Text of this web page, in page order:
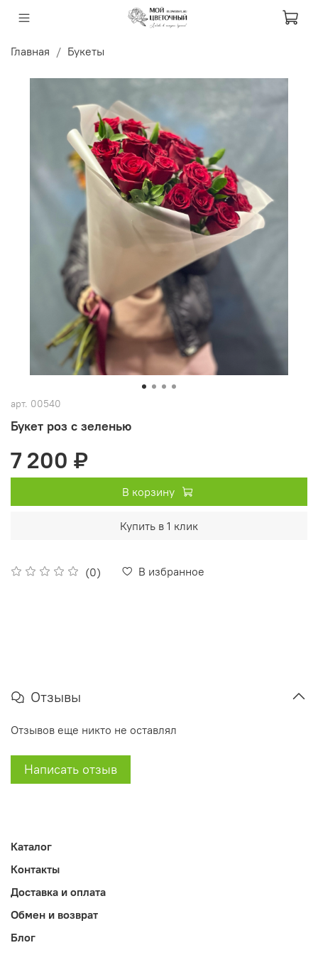
Главная Букеты
арт. 00540
Букет роз с зеленью
(0) В избранное
7 200 ₽
В корзину
Купить в 1 клик
Отзывы
Отзывов еще никто не оставлял
Написать отзыв
Каталог
Контакты
Доставка и оплата
Обмен и возврат
Блог